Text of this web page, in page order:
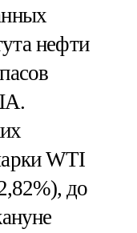
нефти
WTI
до